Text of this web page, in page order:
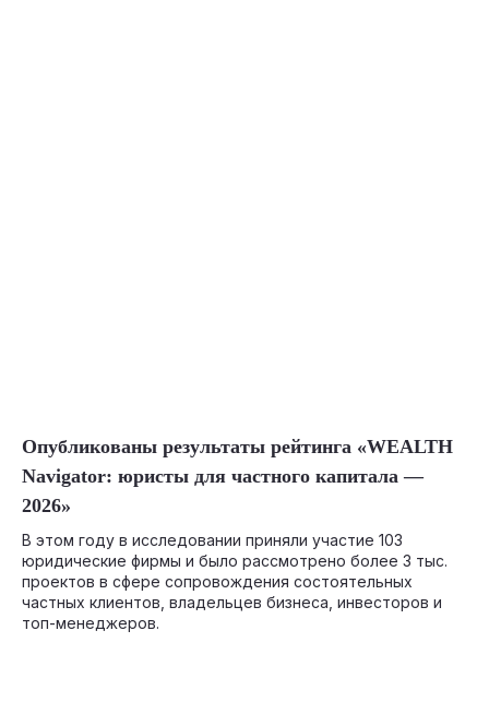
Опубликованы результаты рейтинга «WEALTH
Navigator: юристы для частного капитала —
2026»
В этом году в исследовании приняли участие 103
юридические фирмы и было рассмотрено более 3 тыс.
проектов в сфере сопровождения состоятельных
частных клиентов, владельцев бизнеса, инвесторов и
топ-менеджеров.